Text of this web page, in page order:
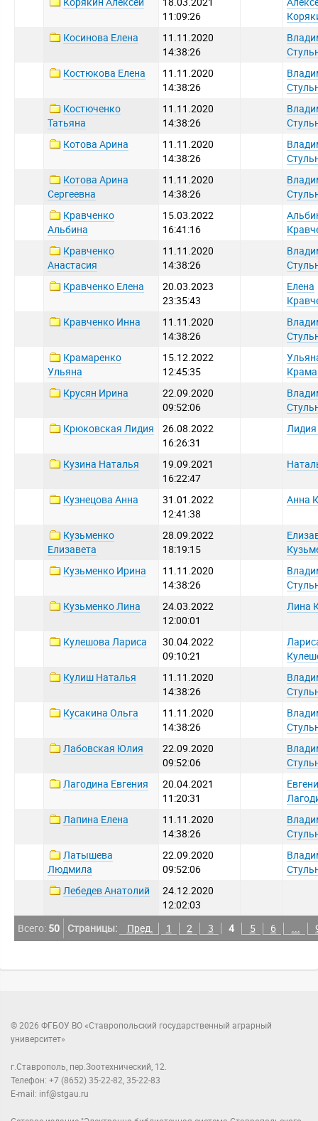
Корякин Алексей
18.03.2021
11:09:26
Косинова Елена
11.11.2020
14:38:26
Костюкова Елена
11.11.2020
14:38:26
Костюченко
Татьяна
11.11.2020
14:38:26
Котова Арина
11.11.2020
14:38:26
Котова Арина
Сергеевна
11.11.2020
14:38:26
Кравченко
Альбина
15.03.2022
16:41:16
Кравченко
Анастасия
11.11.2020
14:38:26
Кравченко Елена
20.03.2023
23:35:43
Елена
Кравченко Инна
11.11.2020
14:38:26
Крамаренко
Ульяна
15.12.2022
12:45:35
Крусян Ирина
22.09.2020
09:52:06
Крюковская Лидия
26.08.2022
16:26:31
Кузина Наталья
19.09.2021
16:22:47
Кузнецова Анна
31.01.2022
12:41:38
Анна
Кузьменко
Елизавета
28.09.2022
18:19:15
Кузьменко Ирина
11.11.2020
14:38:26
Кузьменко Лина
24.03.2022
12:00:01
Лина
Кулешова Лариса
30.04.2022
09:10:21
Кулиш Наталья
11.11.2020
14:38:26
Кусакина Ольга
11.11.2020
14:38:26
Лабовская Юлия
22.09.2020
09:52:06
Лагодина Евгения
20.04.2021
11:20:31
Лапина Елена
11.11.2020
14:38:26
Латышева
Людмила
22.09.2020
09:52:06
Лебедев Анатолий
24.12.2020
12:02:03
Всего: 50 Страницы: Пред. 1 2 3 4 5 6 ...
© 2026 ФГБОУ ВО «Ставропольский государственный аграрный
университет»
г.Ставрополь, пер.Зоотехнический, 12.
Телефон: +7 (8652) 35-22-82, 35-22-83
E-mail: inf@stgau.ru